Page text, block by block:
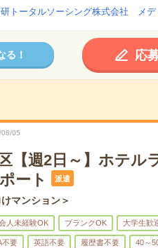
研トータルソーシング株式会社 メデ
る！ 応
05
【週2日～】ホテル
ート
派遣
マンション＞
人未経験OK ブランクOK 大学生歓
不要 英語不要 履歴書不要 40～